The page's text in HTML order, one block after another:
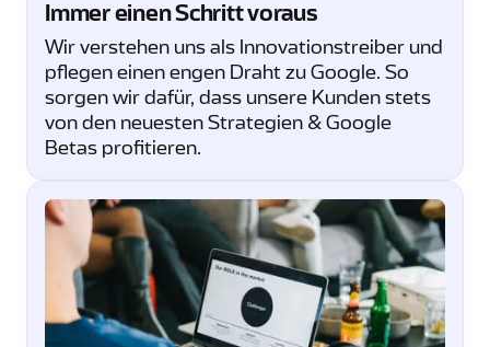
Immer einen Schritt voraus
Wir verstehen uns als Innovationstreiber und
pflegen einen engen Draht zu Google. So
sorgen wir dafür, dass unsere Kunden stets
von den neuesten Strategien & Google
Betas profitieren.